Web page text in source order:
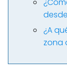
¿A
zona